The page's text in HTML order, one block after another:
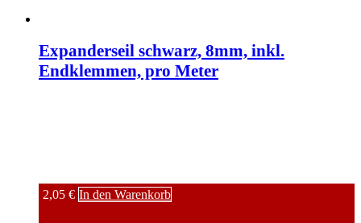
Expanderseil schwarz, 8mm, inkl.
Endklemmen, pro Meter
2,05 € In den Warenkorb